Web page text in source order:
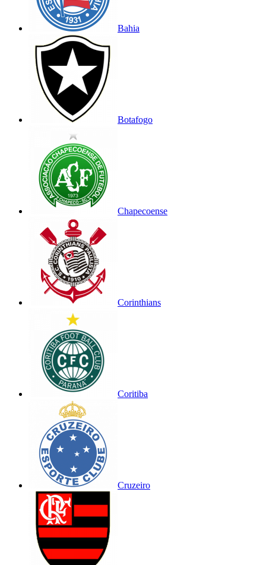
Bahia
Botafogo
Chapecoense
Corinthians
Coritiba
Cruzeiro